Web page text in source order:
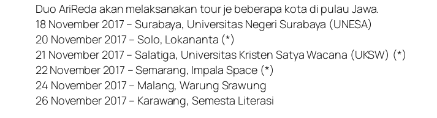
Duo AriReda akan melaksanakan tour je beberapa kota di pulau Jawa.
18 November 2017 – Surabaya, Universitas Negeri Surabaya (UNESA)
20 November 2017 – Solo, Lokananta (*)
21 November 2017 – Salatiga, Universitas Kristen Satya Wacana (UKSW) (*)
22 November 2017 – Semarang, Impala Space (*)
24 November 2017 – Malang, Warung Srawung
26 November 2017 – Karawang, Semesta Literasi